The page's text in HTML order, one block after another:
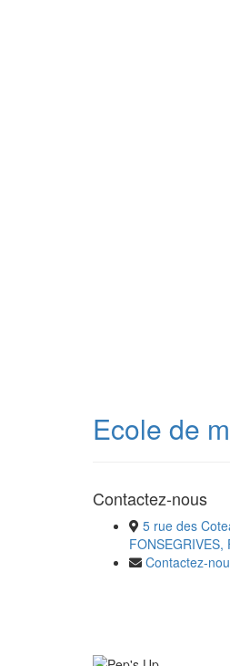
Ecole de
Contactez-nous
5 rue des
FONSEGRIVES,
Contactez-